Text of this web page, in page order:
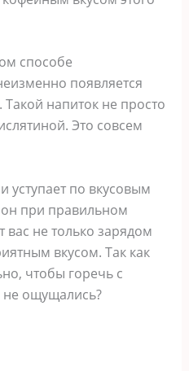
способе
появляется
напиток не просто
Это совсем
уступает по вкусовым
при правильном
вас не только зарядом
вкусом. Так как
чтобы горечь с
не ощущались?